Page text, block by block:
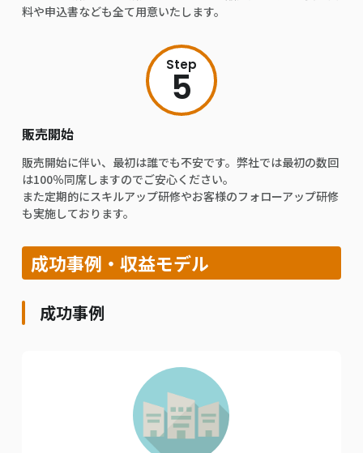
料や申込書なども全て用意いたします。
Step
5
販売開始
販売開始に伴い、最初は誰でも不安です。弊社では最初の数回
は100％同席しますのでご安心ください。
また定期的にスキルアップ研修やお客様のフォローアップ研修
も実施しております。
成功事例・収益モデル
成功事例